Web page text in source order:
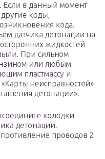
Если в данный момент
другие коды,
кода.
датчика детонации на
жидкостей
При сильном
или любым
пластмассу и
неисправностей»
детонации».
колодки
детонации.
проводов 2